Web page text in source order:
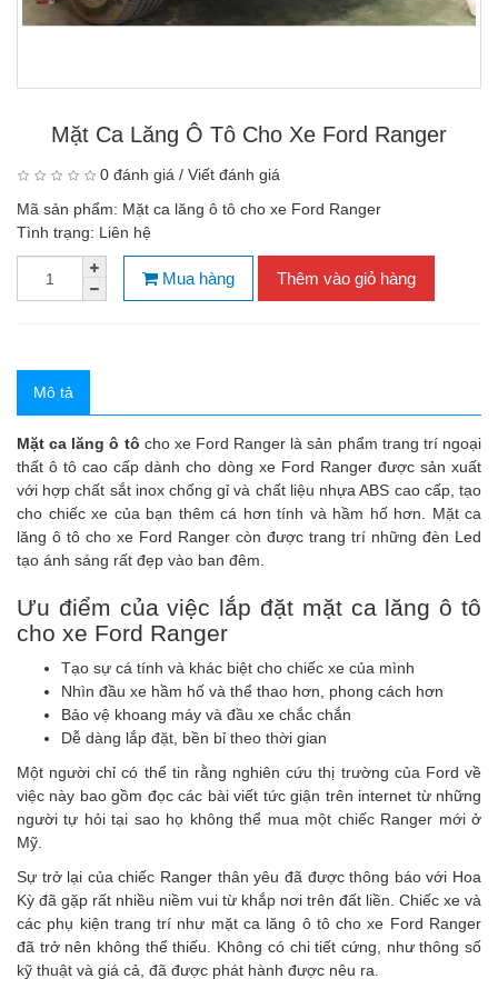
Mặt Ca Lăng Ô Tô Cho Xe Ford Ranger
0 đánh giá / Viết đánh giá
Mã sản phẩm: Mặt ca lăng ô tô cho xe Ford Ranger
Tình trạng: Liên hệ
Mua hàng Thêm vào giỏ hàng
Mô tả
Mặt ca lăng ô tô cho xe Ford Ranger là sản phẩm trang trí ngoại
thất ô tô cao cấp dành cho dòng xe Ford Ranger được sản xuất
với hợp chất sắt inox chống gỉ và chất liệu nhựa ABS cao cấp, tạo
cho chiếc xe của bạn thêm cá hơn tính và hầm hố hơn. Mặt ca
lăng ô tô cho xe Ford Ranger còn được trang trí những đèn Led
tạo ánh sáng rất đẹp vào ban đêm.
Ưu điểm của việc lắp đặt mặt ca lăng ô tô
cho xe Ford Ranger
Tạo sự cá tính và khác biệt cho chiếc xe của mình
Nhìn đầu xe hầm hố và thể thao hơn, phong cách hơn
Bảo vệ khoang máy và đầu xe chắc chắn
Dễ dàng lắp đặt, bền bỉ theo thời gian
Một người chỉ có thể tin rằng nghiên cứu thị trường của Ford về
việc này bao gồm đọc các bài viết tức giận trên internet từ những
người tự hỏi tại sao họ không thể mua một chiếc Ranger mới ở
Mỹ.
Sự trở lại của chiếc Ranger thân yêu đã được thông báo với Hoa
Kỳ đã gặp rất nhiều niềm vui từ khắp nơi trên đất liền. Chiếc xe và
các phụ kiện trang trí như mặt ca lăng ô tô cho xe Ford Ranger
đã trở nên không thể thiếu. Không có chi tiết cứng, như thông số
kỹ thuật và giá cả, đã được phát hành được nêu ra.